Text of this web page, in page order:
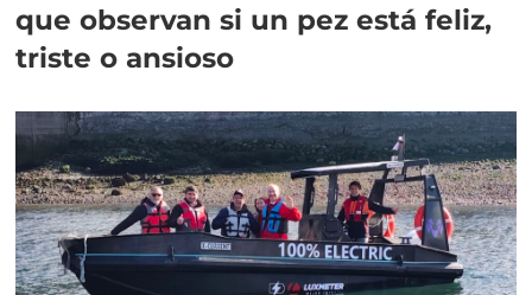
que observan si un pez está feliz,
triste o ansioso